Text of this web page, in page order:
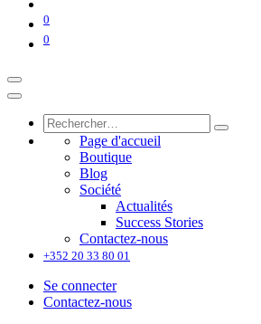
0
0
Page d'accueil
Boutique
Blog
Société
Actualités
Success Stories
Contactez-nous
+352 20 33 80 01
Se connecter
Contactez-nous